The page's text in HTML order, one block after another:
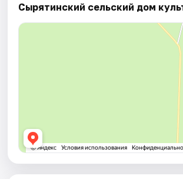
Сырятинский сельский дом